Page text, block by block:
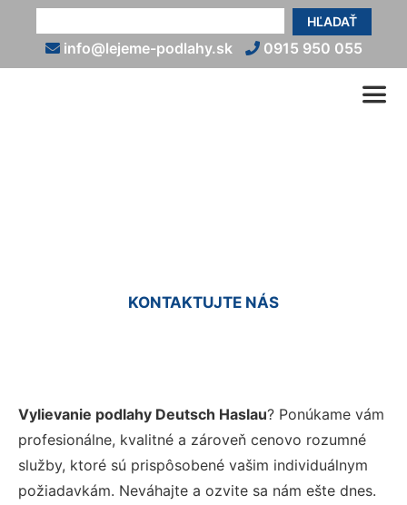
HĽADAŤ
info@lejeme-podlahy.sk 0915 950 055
KONTAKTUJTE NÁS
Vylievanie podlahy Deutsch Haslau? Ponúkame vám
profesionálne, kvalitné a zároveň cenovo rozumné
služby, ktoré sú prispôsobené vašim individuálnym
požiadavkám. Neváhajte a ozvite sa nám ešte dnes.